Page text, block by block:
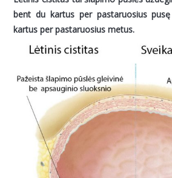
bent du kartus per pastaruosius
kartus per pastaruosius metus.